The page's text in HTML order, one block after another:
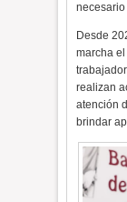
Desde
marcha
realizan
atención
brindar